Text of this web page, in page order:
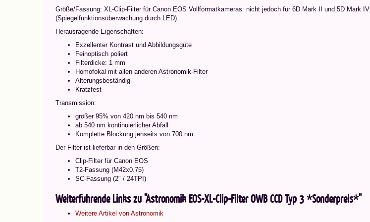
Größe/Fassung: XL-Clip-Filter für Canon EOS Vollformatkameras: nicht jedoch für 6D Mark II und 5D Mark IV
(Spiegelfunktionsüberwachung durch LED).
Herausragende Eigenschaften:
Exzellenter Kontrast und Abbildungsgüte
Feinoptisch poliert
Filterdicke: 1 mm
Homofokal mit allen anderen Astronomik-Filter
Alterungsbeständig
Kratzfest
Transmission:
größer 95% von 420 nm bis 540 nm
ab 540 nm kontinuierlicher Abfall
Komplette Blockung jenseits von 700 nm
Der Filter ist lieferbar in den Größen:
Clip-Filter für Canon EOS
T2-Fassung (M42x0.75)
SC-Fassung (2" / 24TPI)
Weiterführende Links zu "Astronomik EOS-XL-Clip-Filter OWB CCD Typ 3 *Sonderpreis*"
Weitere Artikel von Astronomik